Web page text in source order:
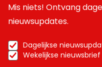
Mis niets! Ontvang
nieuwsupdates.
Dagelijkse
Wekelijkse nieuwsbrief